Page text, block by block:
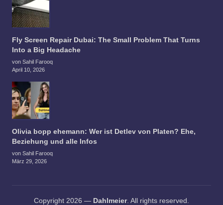
Fly Screen Repair Dubai: The Small Problem That Turns
Into a Big Headache
von Sahil Farooq
April 10, 2026
Olivia bopp ehemann: Wer ist Detlev von Platen? Ehe,
Beziehung und alle Infos
von Sahil Farooq
März 29, 2026
Copyright 2026 — Dahlmeier. All rights reserved.